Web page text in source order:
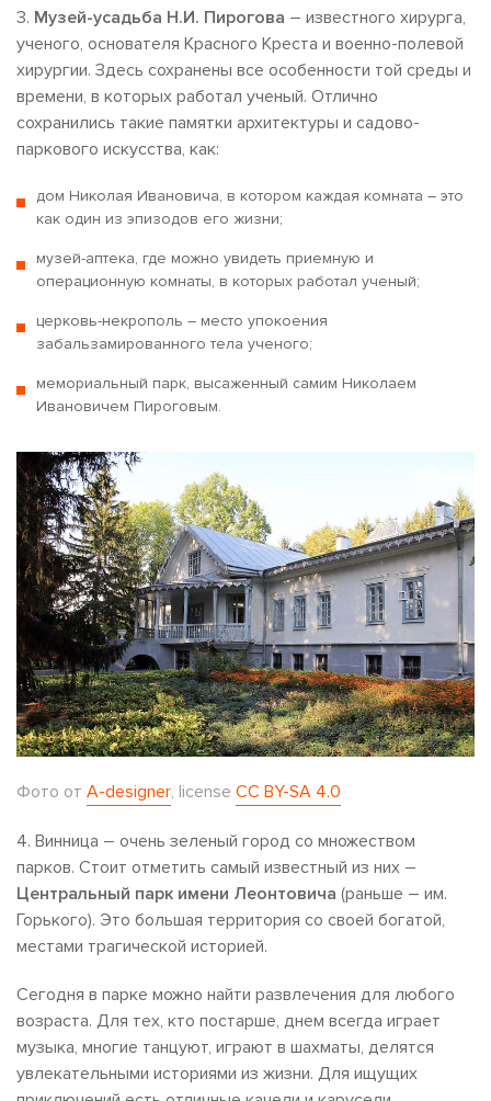
3. Музей-усадьба Н.И. Пирогова – известного хирурга,
ученого, основателя Красного Креста и военно-полевой
хирургии. Здесь сохранены все особенности той среды и
времени, в которых работал ученый. Отлично
сохранились такие памятки архитектуры и садово-
паркового искусства, как:
дом Николая Ивановича, в котором каждая комната – это
как один из эпизодов его жизни;
музей-аптека, где можно увидеть приемную и
операционную комнаты, в которых работал ученый;
церковь-некрополь – место упокоения
забальзамированного тела ученого;
мемориальный парк, высаженный самим Николаем
Ивановичем Пироговым.
Фото от A-designer, license CC BY-SA 4.0
4. Винница – очень зеленый город со множеством
парков. Стоит отметить самый известный из них –
Центральный парк имени Леонтовича (раньше – им.
Горького). Это большая территория со своей богатой,
местами трагической историей.
Сегодня в парке можно найти развлечения для любого
возраста. Для тех, кто постарше, днем всегда играет
музыка, многие танцуют, играют в шахматы, делятся
увлекательными историями из жизни. Для ищущих